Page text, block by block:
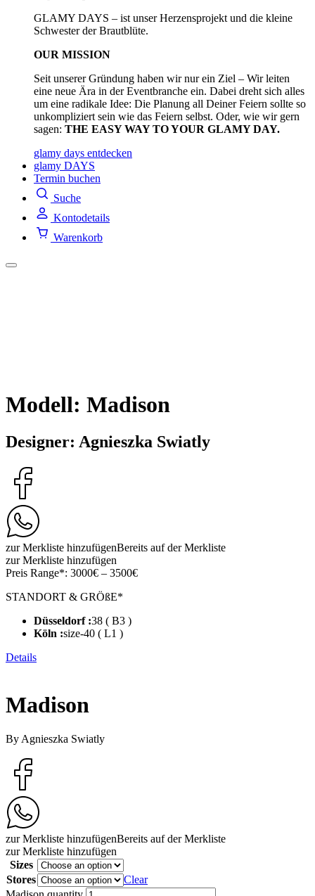
GLAMY DAYS – ist unser Herzensprojekt und die kleine
Schwester der Brautblüte.
OUR MISSION
Seit unserer Gründung haben wir nur ein Ziel – Wir leiten
eine neue Ära in der Eventbranche ein. Dabei dreht sich alles
um eine radikale Idee: Die Planung all Deiner Feiern sollte so
unkompliziert sein wie das Feiern selbst. Oder, wie wir gern
sagen: THE EASY WAY TO YOUR GLAMY DAY.
glamy days entdecken
glamy DAYS
Termin buchen
Suche
Kontodetails
Warenkorb
Modell: Madison
Designer: Agnieszka Swiatly
zur Merkliste hinzufügenBereits auf der Merkliste
zur Merkliste hinzufügen
Preis Range*: 3000€ – 3500€
STANDORT & GRÖßE*
Düsseldorf :38 ( B3 )
Köln :size-40 ( L1 )
Details
Madison
By Agnieszka Swiatly
zur Merkliste hinzufügenBereits auf der Merkliste
zur Merkliste hinzufügen
Sizes
Stores
Clear